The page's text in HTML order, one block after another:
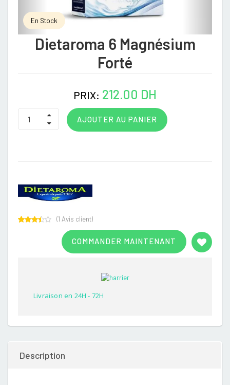
En Stock
Dietaroma 6 Magnésium
Forté
PRIX: 212.00 DH
AJOUTER AU PANIER
COMMANDER MAINTENANT
(1 Avis client)
Livraison en 24H - 72H
Description